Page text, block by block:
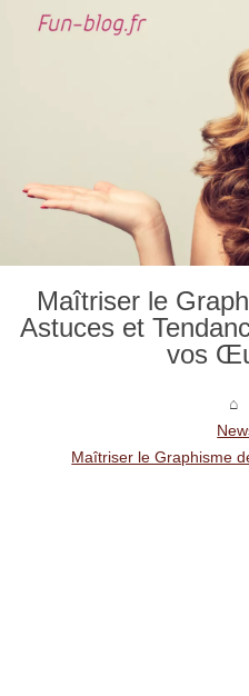
Maîtriser le
Astuces et
vos
Maîtriser le Graphisme